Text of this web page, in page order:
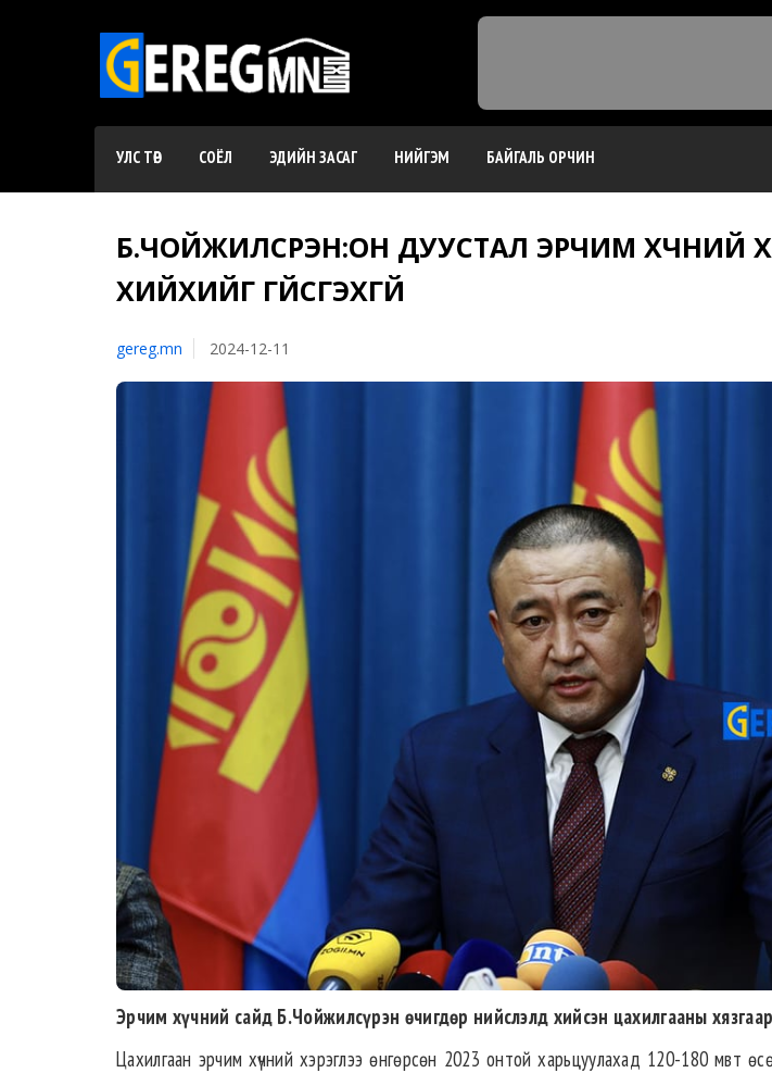
УЛС ТӨР СОЁЛ ЭДИЙН ЗАСАГ НИЙГЭМ БАЙГАЛЬ ОРЧИН
Б.ЧОЙЖИЛСҮРЭН:ОН ДУУСТАЛ ЭРЧИМ ХҮЧНИЙ
ХИЙХИЙГ ҮГҮЙСГЭХГҮЙ
gereg.mn 2024-12-11
Эрчим хүчний сайд Б.Чойжилсүрэн өчигдөр нийслэлд хийсэн цахилгааны
Цахилгаан эрчим хүчний хэрэглээ өнгөрсөн 2023 онтой харьцуулахад 120-180 мвт